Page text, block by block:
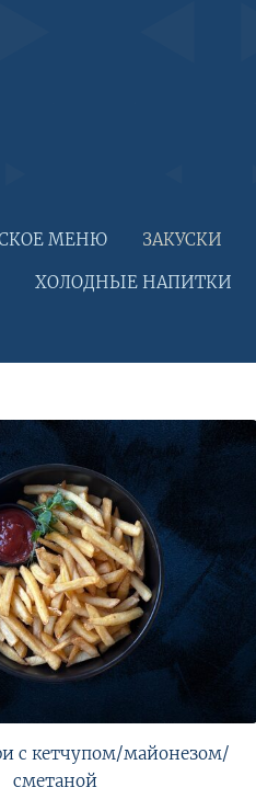
МЕНЮ ЗАКУСКИ
ХОЛОДНЫЕ НАПИТКИ
с кетчупом/майонезом/
сметаной